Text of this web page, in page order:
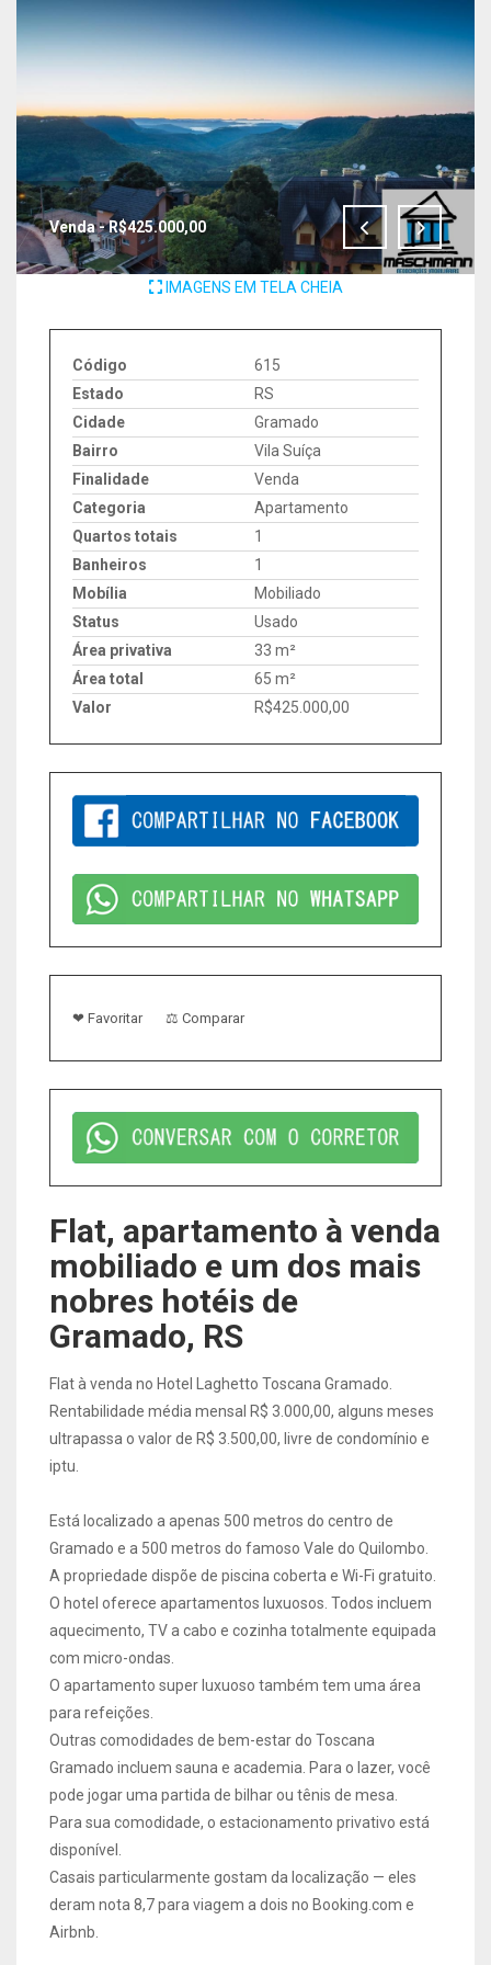
Venda - R$425.000,00
IMAGENS EM TELA CHEIA
Código
615
Estado
RS
Cidade
Gramado
Bairro
Vila Suíça
Finalidade
Venda
Categoria
Apartamento
Quartos totais
1
Banheiros
1
Mobília
Mobiliado
Status
Usado
Área privativa
33 m²
Área total
65 m²
Valor
R$425.000,00
❤ Favoritar ⚖ Comparar
Flat, apartamento à venda
mobiliado e um dos mais
nobres hotéis de
Gramado, RS
Flat à venda no Hotel Laghetto Toscana Gramado.
Rentabilidade média mensal R$ 3.000,00, alguns meses
ultrapassa o valor de R$ 3.500,00, livre de condomínio e
iptu.
Está localizado a apenas 500 metros do centro de
Gramado e a 500 metros do famoso Vale do Quilombo.
A propriedade dispõe de piscina coberta e Wi-Fi gratuito.
O hotel oferece apartamentos luxuosos. Todos incluem
aquecimento, TV a cabo e cozinha totalmente equipada
com micro-ondas.
O apartamento super luxuoso também tem uma área
para refeições.
Outras comodidades de bem-estar do Toscana
Gramado incluem sauna e academia. Para o lazer, você
pode jogar uma partida de bilhar ou tênis de mesa.
Para sua comodidade, o estacionamento privativo está
disponível.
Casais particularmente gostam da localização — eles
deram nota 8,7 para viagem a dois no Booking.com e
Airbnb.